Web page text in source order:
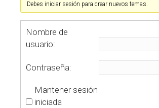
Debes iniciar sesión para crear nuevos temas.
Nombre de
usuario:
Contraseña:
Mantener sesión
iniciada